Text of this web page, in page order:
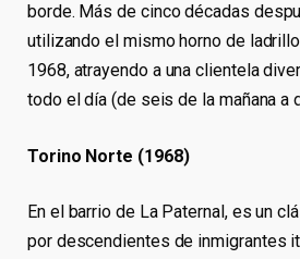
borde. Más de cinco décadas
utilizando el mismo horno de
1968, atrayendo a una clientela
todo el día (de seis de la mañana a
Torino Norte (1968)
En el barrio de La Paternal, es un
por descendientes de inmigrantes